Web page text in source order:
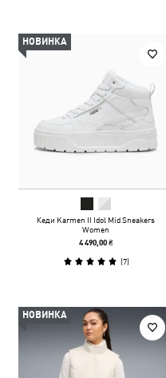
НОВИНКА
Кеди Karmen II Idol Mid Sneakers
Women
4 490,00 ₴
(7)
НОВИНКА